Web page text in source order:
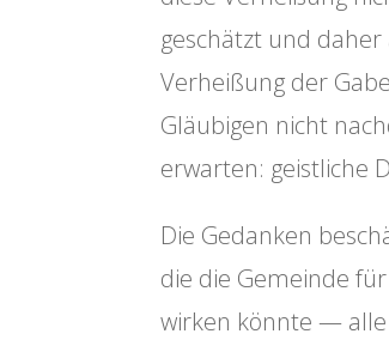
geschätzt und
Verheißung der
Gläubigen nicht
erwarten: geistliche
Die Gedanken
die die Gemeinde
wirken könnte — alle